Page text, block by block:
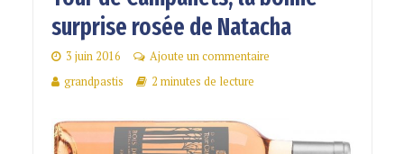
surprise rosée de Natacha
3 juin 2016
Ajoute un commentaire
grandpastis
2 minutes de lecture